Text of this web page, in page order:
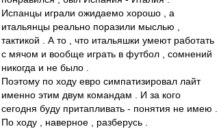
Испанцы играли ожидаемо хорошо , а
итальянцы реально поразили мыслью ,
тактикой . А то , что итальяшки умеют работать
с мячом и вообще играть в футбол , сомнений
никогда и не было .
Поэтому по ходу евро симпатизировал лайт
именно этим двум командам . И за кого
сегодня буду притапливать - понятия не имею .
По ходу , наверное , разберусь .